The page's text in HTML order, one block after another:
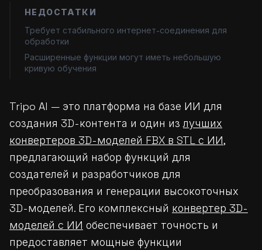
НЕДОСТАТКИ
Требует стабильного интернет-соединения для
обработки
Расширенные функции могут иметь небольшую
кривую обучения
Tripo AI — это платформа на базе ИИ для
создания 3D-контента и один излучших
конвертеров 3D-моделей FBX в STL с ИИ,
предлагающий набор функций для
создателей и разработчиков для
преобразования и генерации высокоточных
3D-моделей. Его комплексный конвертер 3D-
моделей с ИИ обеспечивает точность и
предоставляет мощные функции